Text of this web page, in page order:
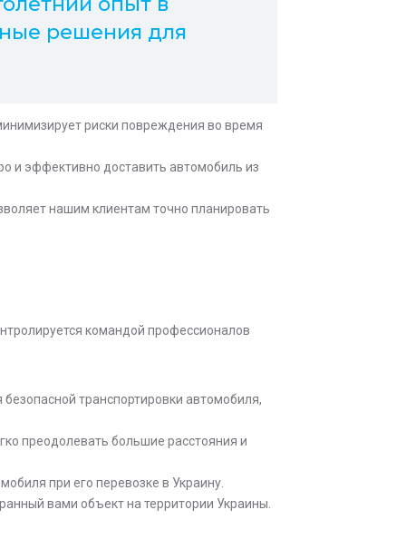
решения для
риски повреждения во время
и эффективно доставить автомобиль из
нашим клиентам точно планировать
командой профессионалов
транспортировки автомобиля,
преодолевать большие расстояния и
при его перевозке в Украину.
вами объект на территории Украины.